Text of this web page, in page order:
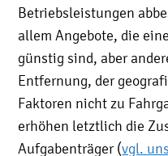
Betriebsleistungen
allem Angebote, die
günstig sind, aber
Entfernung, der
Faktoren nicht zu
erhöhen letztlich die
Aufgabenträger (vgl.